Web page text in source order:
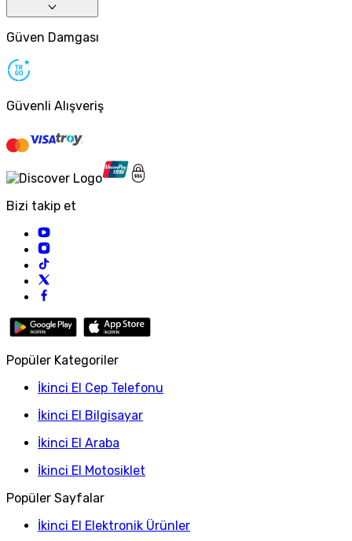
Güven Damgası
Güvenli Alışveriş
Bizi takip et
Popüler Kategoriler
İkinci El Cep Telefonu
İkinci El Bilgisayar
İkinci El Araba
İkinci El Motosiklet
Popüler Sayfalar
İkinci El Elektronik Ürünler